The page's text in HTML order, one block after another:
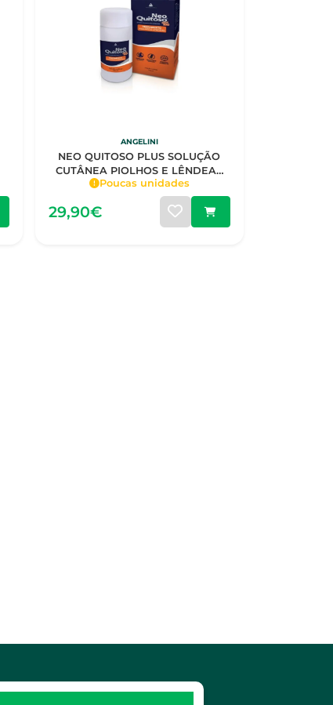
ANGELINI
NEO QUITOSO PLUS SOLUÇÃO
CUTÂNEA PIOLHOS E LÊNDEAS
100ML
Poucas unidades
29,90€